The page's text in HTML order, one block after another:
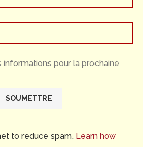
informations pour la prochaine
to reduce spam. Learn how